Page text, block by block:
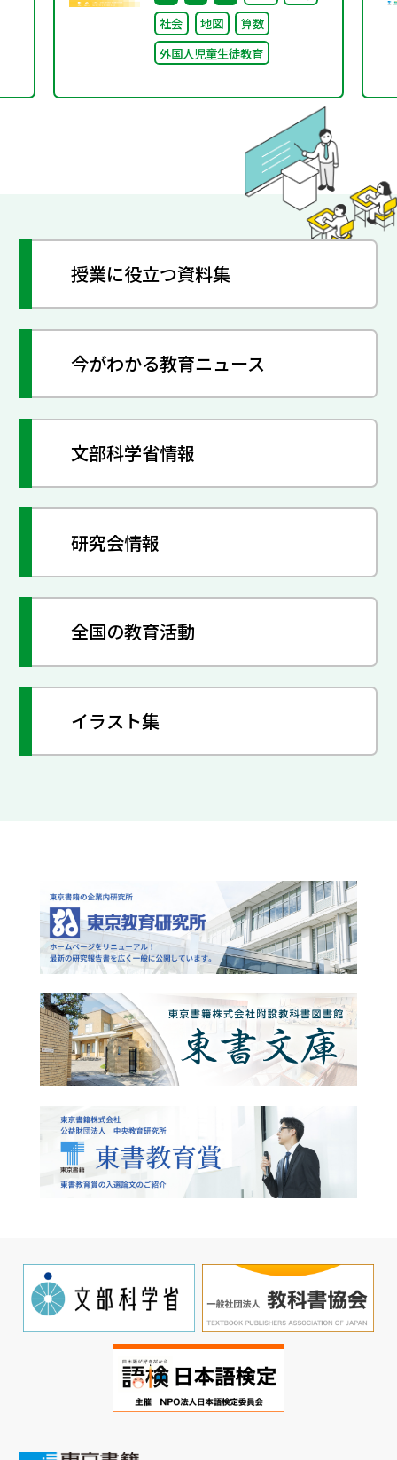
運営としての）やさしい
日本語」～
社会
地図
算数
外国人児童生徒教育
授業に役立つ資料集
今がわかる教育ニュース
文部科学省情報
研究会情報
全国の教育活動
イラスト集